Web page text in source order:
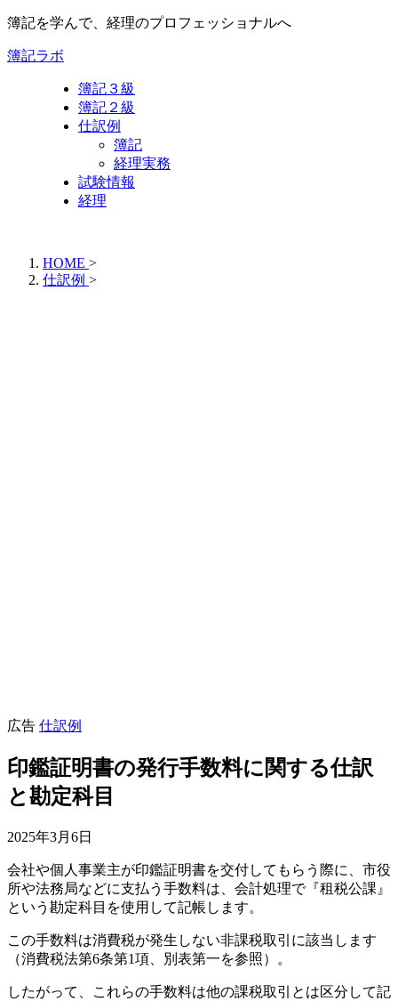
簿記を学んで、経理のプロフェッショナルへ
簿記ラボ
簿記３級
簿記２級
仕訳例
簿記
経理実務
試験情報
経理
HOME >
仕訳例 >
広告 仕訳例
印鑑証明書の発行手数料に関する仕訳
と勘定科目
2025年3月6日
会社や個人事業主が印鑑証明書を交付してもらう際に、市役
所や法務局などに支払う手数料は、会計処理で『租税公課』
という勘定科目を使用して記帳します。
この手数料は消費税が発生しない非課税取引に該当します
（消費税法第6条第1項、別表第一を参照）。
したがって、これらの手数料は他の課税取引とは区分して記